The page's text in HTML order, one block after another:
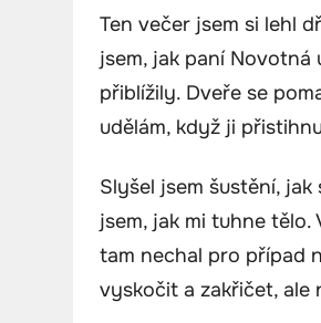
Ten večer jsem si lehl
jsem, jak paní Novotná
přiblížily. Dveře se
udělám, když ji
Slyšel jsem šustění,
jsem, jak mi tuhne tělo.
tam nechal pro případ
vyskočit a zakřičet, ale